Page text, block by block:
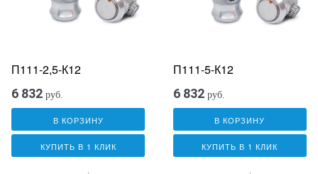
П111-2,5-К12
6 832 руб.
В КОРЗИНУ
КУПИТЬ В 1 КЛИК
П111-5-К12
6 832 руб.
В КОРЗИНУ
КУПИТЬ В 1 КЛИК